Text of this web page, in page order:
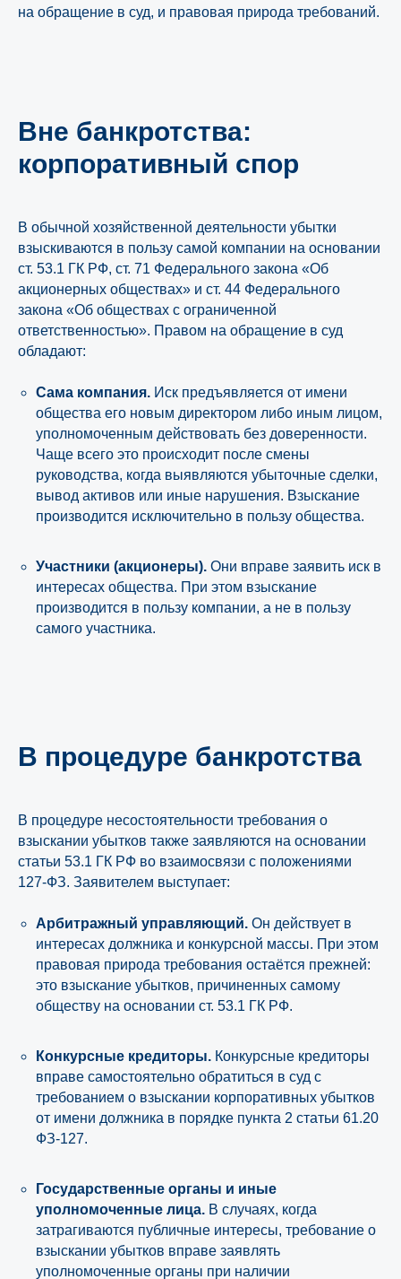
на обращение в суд, и правовая природа требований.
Вне банкротства:
корпоративный спор
В обычной хозяйственной деятельности убытки
взыскиваются в пользу самой компании на основании
ст. 53.1 ГК РФ, ст. 71 Федерального закона «Об
акционерных обществах» и ст. 44 Федерального
закона «Об обществах с ограниченной
ответственностью». Правом на обращение в суд
обладают:
Сама компания. Иск предъявляется от имени
общества его новым директором либо иным лицом,
уполномоченным действовать без доверенности.
Чаще всего это происходит после смены
руководства, когда выявляются убыточные сделки,
вывод активов или иные нарушения. Взыскание
производится исключительно в пользу общества.
Участники (акционеры). Они вправе заявить иск в
интересах общества. При этом взыскание
производится в пользу компании, а не в пользу
самого участника.
В процедуре банкротства
В процедуре несостоятельности требования о
взыскании убытков также заявляются на основании
статьи 53.1 ГК РФ во взаимосвязи с положениями
127-ФЗ. Заявителем выступает:
Арбитражный управляющий. Он действует в
интересах должника и конкурсной массы. При этом
правовая природа требования остаётся прежней:
это взыскание убытков, причиненных самому
обществу на основании ст. 53.1 ГК РФ.
Конкурсные кредиторы. Конкурсные кредиторы
вправе самостоятельно обратиться в суд с
требованием о взыскании корпоративных убытков
от имени должника в порядке пункта 2 статьи 61.20
ФЗ-127.
Государственные органы и иные
уполномоченные лица. В случаях, когда
затрагиваются публичные интересы, требование о
взыскании убытков вправе заявлять
уполномоченные органы при наличии
Подробнее
банкротства от «ЮрТехКонсалт»